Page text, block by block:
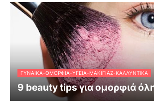
ΓΥΝΑΊΚΑ-ΟΜΟΡΦΙΆ-ΥΓΕΊΑ-ΜΑΚΙΓΙΆΖ-ΚΑΛΛΥΝΤΙΚΆ
9 beauty tips για ομορφιά